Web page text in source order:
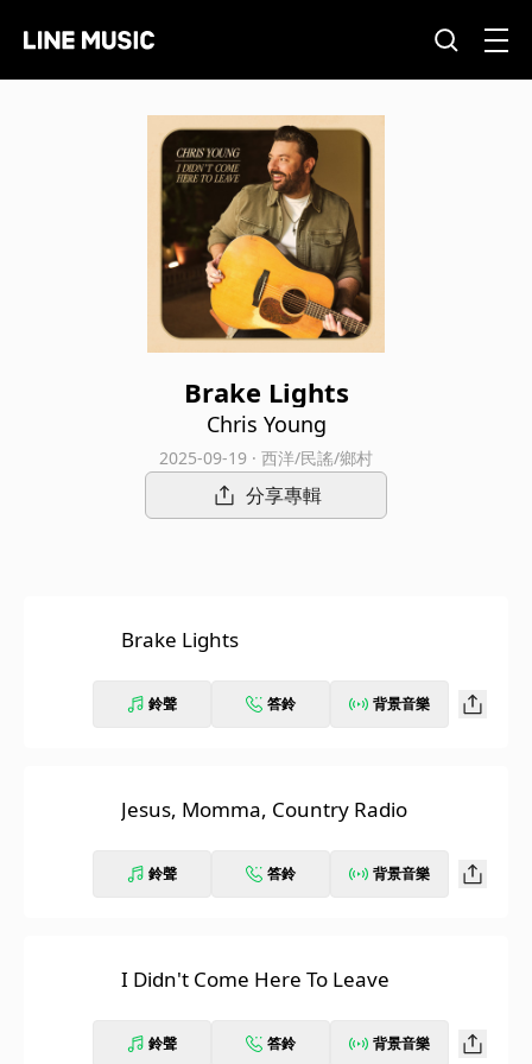
Brake Lights
Chris Young
2025-09-19 · 西洋/民謠/鄉村
分享專輯
Brake Lights
鈴聲 答鈴 背景音樂
Jesus, Momma, Country Radio
鈴聲 答鈴 背景音樂
I Didn't Come Here To Leave
鈴聲 答鈴 背景音樂